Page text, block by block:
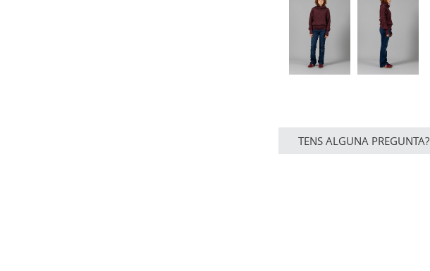
TENS ALGUNA PREGUNTA?